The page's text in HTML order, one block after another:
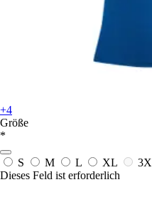
+4
Größe
*
S M L XL
Dieses Feld ist erforderlich